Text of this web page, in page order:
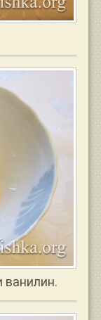
ванилин.